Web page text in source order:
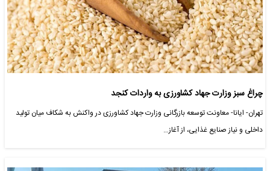
چراغ سبز وزارت جهاد کشاورزی به واردات کنجد
تهران- ایانا- معاونت توسعه بازرگانی وزارت جهاد کشاورزی در واکنش به شکاف میان تولید
داخلی و نیاز صنایع غذایی، از آغاز…